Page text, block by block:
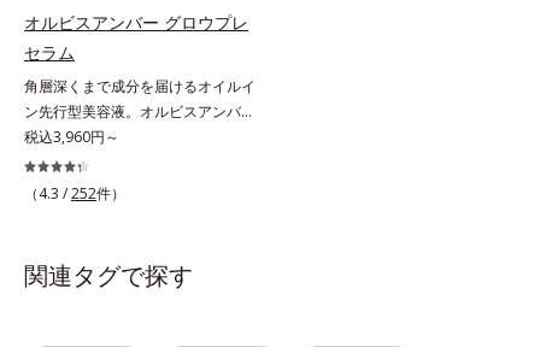
180回（3ヵ月程度）各商品の詳し
い情報は商品ページをご覧くださ
い。・BEAUTY夏祭りは、こちら
カスを防ぎます。さらに、「アルテ
アネスレ(*6)」を配合し、うるおい
に満ちた自分本来の澄み渡るような
透明感を目指します。手に取った
時、なじませた時、後肌、と3段階
に変化するテクスチャーは、肌にす
ばやくなじみ、毎日の美白ケアを楽
しくする使いごこちを叶えました。
ールW*3 これからできるシミのこ
と*4 うるおいによる透明感のある
オルビスアンバー グロウプレ
セラム
角層深くまで成分を届けるオイルイ
ン先行型美容液。オルビスアンバー
は、いつも⾃然体で美しくありたい
と願う⼤⼈世代に寄り添うブランド
です。年齢印象研究に基づいた肌サ
手軽なお手入れで賢いケアを。ライ
フスタイルになじむ、若々しい印象
税込3,960円～
（4.3 /252件）
関連タグで探す